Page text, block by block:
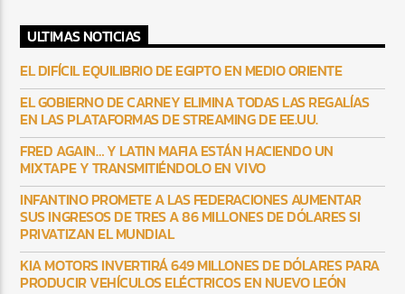
ULTIMAS NOTICIAS
EL DIFÍCIL EQUILIBRIO DE EGIPTO EN MEDIO ORIENTE
EL GOBIERNO DE CARNEY ELIMINA TODAS LAS REGALÍAS
EN LAS PLATAFORMAS DE STREAMING DE EE.UU.
FRED AGAIN… Y LATIN MAFIA ESTÁN HACIENDO UN
MIXTAPE Y TRANSMITIÉNDOLO EN VIVO
INFANTINO PROMETE A LAS FEDERACIONES AUMENTAR
SUS INGRESOS DE TRES A 86 MILLONES DE DÓLARES SI
PRIVATIZAN EL MUNDIAL
KIA MOTORS INVERTIRÁ 649 MILLONES DE DÓLARES PARA
PRODUCIR VEHÍCULOS ELÉCTRICOS EN NUEVO LEÓN